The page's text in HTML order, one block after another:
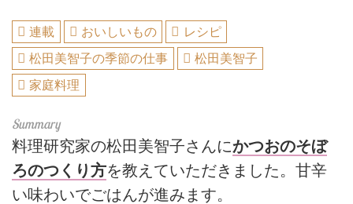
連載 おいしいもの
レシピ
松田美智子の季節の仕事
松田美智子
家庭料理
料理研究家の松田美智子さんにかつおのそぼ
ろのつくり方を教えていただきました。甘辛
い味わいでごはんが進みます。